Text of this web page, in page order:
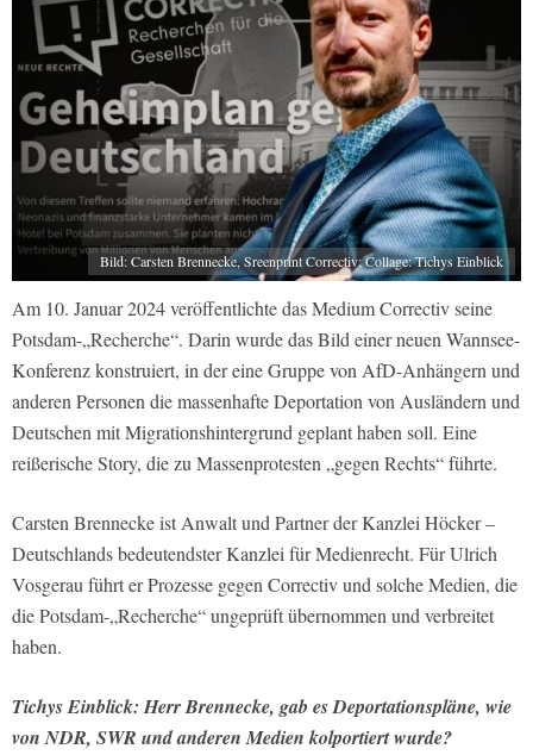
Bild: Carsten Brennecke, Sreenprint Correctiv; Collage: Tichys Einblick
Am 10. Januar 2024 veröffentlichte das Medium Correctiv seine
Potsdam-„Recherche“. Darin wurde das Bild einer neuen Wannsee-
Konferenz konstruiert, in der eine Gruppe von AfD-Anhängern und
anderen Personen die massenhafte Deportation von Ausländern und
Deutschen mit Migrationshintergrund geplant haben soll. Eine
reißerische Story, die zu Massenprotesten „gegen Rechts“ führte.
Carsten Brennecke ist Anwalt und Partner der Kanzlei Höcker –
Deutschlands bedeutendster Kanzlei für Medienrecht. Für Ulrich
Vosgerau führt er Prozesse gegen Correctiv und solche Medien, die
die Potsdam-„Recherche“ ungeprüft übernommen und verbreitet
haben.
Tichys Einblick: Herr Brennecke, gab es Deportationspläne, wie
von NDR, SWR und anderen Medien kolportiert wurde?